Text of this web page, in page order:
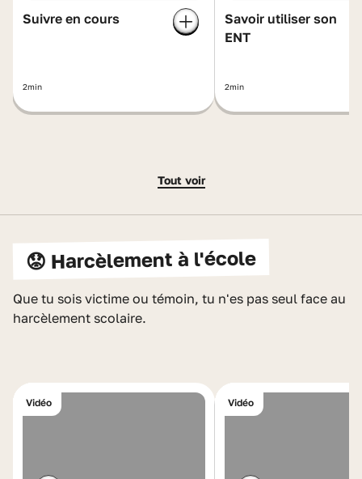
Suivre en cours
2min
Savoir utiliser son
ENT
2min
Tout voir
😟 Harcèlement à l'école
Que tu sois victime ou témoin, tu n'es pas seul face au
harcèlement scolaire.
Vidéo Vidéo